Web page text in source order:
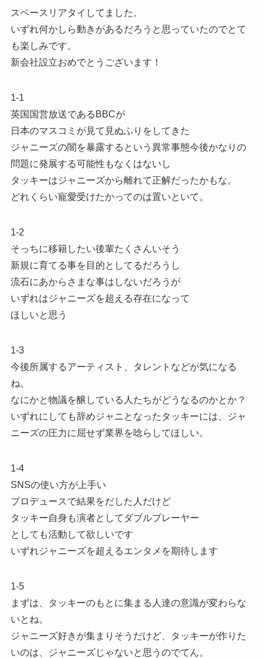
スペースリアタイしてました。
いずれ何かしら動きがあるだろうと思っていたのでとて
も楽しみです。
新会社設立おめでとうございます！
1-1
英国国営放送であるBBCが
日本のマスコミが見て見ぬふりをしてきた
ジャニーズの闇を暴露するという異常事態今後かなりの
問題に発展する可能性もなくはないし
タッキーはジャニーズから離れて正解だったかもな。
どれくらい寵愛受けたかってのは置いといて。
1-2
そっちに移籍したい後輩たくさんいそう
新規に育てる事を目的としてるだろうし
流石にあからさまな事はしないだろうが
いずれはジャニーズを超える存在になって
ほしいと思う
1-3
今後所属するアーティスト、タレントなどが気になる
ね。
なにかと物議を醸している人たちがどうなるのかとか？
いずれにしても辞めジャニとなったタッキーには、ジャ
ニーズの圧力に屈せず業界を唸らしてほしい。
1-4
SNSの使い方が上手い
プロデュースで結果をだした人だけど
タッキー自身も演者としてダブルプレーヤー
としても活動して欲しいです
いずれジャニーズを超えるエンタメを期待します
1-5
まずは、タッキーのもとに集まる人達の意識が変わらな
いとね。
ジャニーズ好きが集まりそうだけど、タッキーが作りた
いのは、ジャニーズじゃないと思うのでてん。